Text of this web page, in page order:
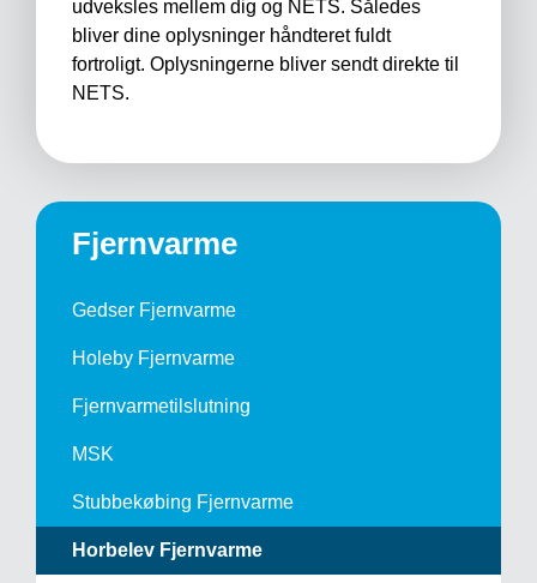
Fjernvarme
Gedser Fjernvarme
Holeby Fjernvarme
Fjernvarme­tilslutning
MSK
Stubbekøbing Fjernvarme
Horbelev Fjernvarme
udveksles mellem dig og NETS. Således
bliver dine oplysninger håndteret fuldt
fortroligt. Oplysningerne bliver sendt direkte til
NETS.